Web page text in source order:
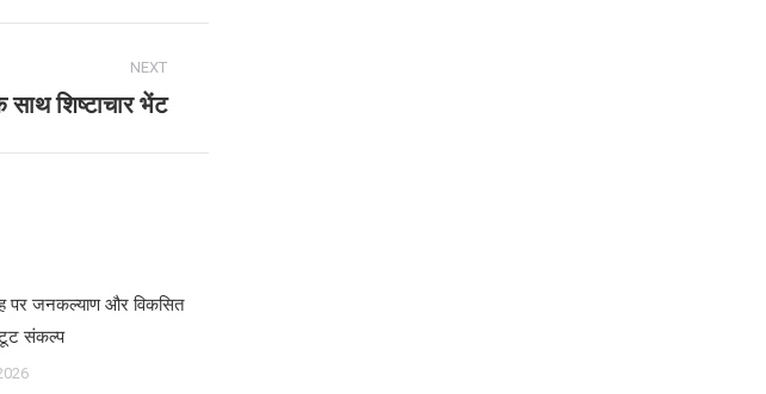
NEXT
साथ शिष्टाचार भेंट
पर जनकल्याण और विकसित
संकल्प